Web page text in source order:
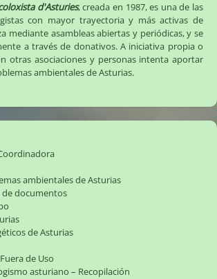
d'Asturies, creada en 1987, es una de las
con mayor trayectoria y más activas de
mediante asambleas abiertas y periódicas, y se
a través de donativos. A iniciativa propia o
otras asociaciones y personas intenta aportar
ambientales de Asturias.
ambientales de Asturias
documentos
de Asturias
de Uso
asturiano – Recopilación